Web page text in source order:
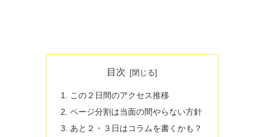
目次
この２日間のアクセス推移
ページ分割は当面の間やらない方針
あと２・３日はコラムを書くかも？